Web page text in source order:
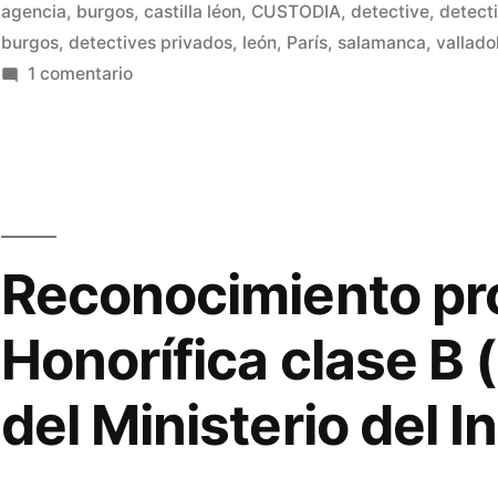
agencia, burgos,castilla léon, CUSTODIA,detective,
burgos,detectives privados, león, París, salamanca,
1 comentario
Reconocimiento
Honorífica clase B
del Ministerio del